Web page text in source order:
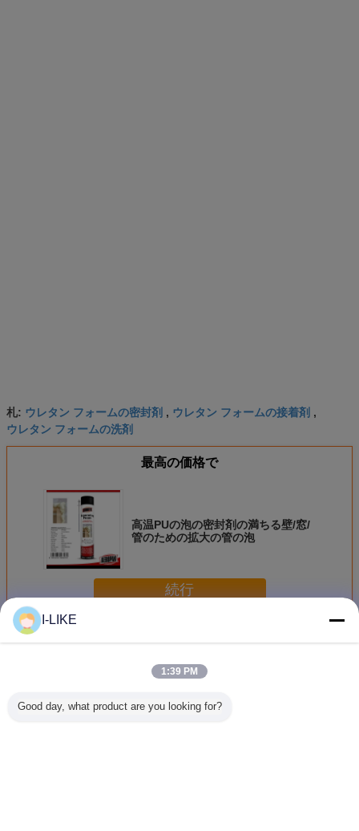
札: ウレタン フォームの密封剤 , ウレタン フォームの接着剤 ,
ウレタン フォームの洗剤
最高の価格で
高温PUの泡の密封剤の満ちる壁/窓/
管のための拡大の管の泡
続行
多くPUの泡の密封剤
I-LIKE
1:39 PM
Good day, what product are you looking for?